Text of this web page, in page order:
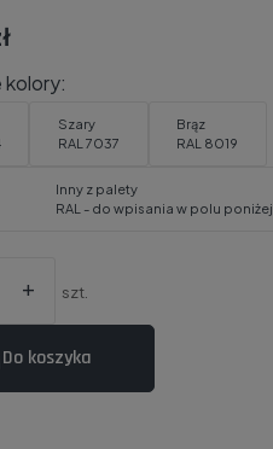
Szary
RAL 7037
Brąz
RAL 8019
Inny z palety
RAL - do wpisania w polu poniżej
+ szt.
Do koszyka